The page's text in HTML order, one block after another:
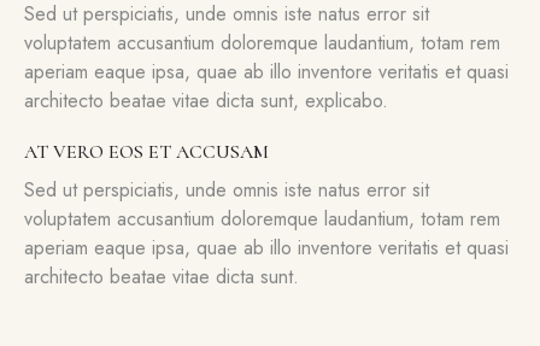
Sed ut perspiciatis, unde omnis iste natus error sit
voluptatem accusantium doloremque laudantium, totam rem
aperiam eaque ipsa, quae ab illo inventore veritatis et quasi
architecto beatae vitae dicta sunt, explicabo.
AT VERO EOS ET ACCUSAM
Sed ut perspiciatis, unde omnis iste natus error sit
voluptatem accusantium doloremque laudantium, totam rem
aperiam eaque ipsa, quae ab illo inventore veritatis et quasi
architecto beatae vitae dicta sunt.